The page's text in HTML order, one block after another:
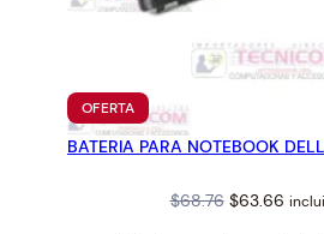
OFERTAPRODUCTO
EN
OFERTA
BATERIA PARA NOTEBOOK
$68.76 Original
$63.66